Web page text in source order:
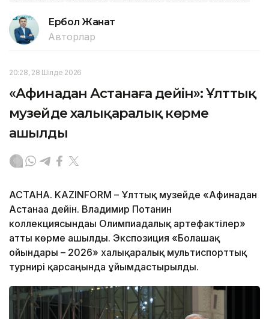
Ербол Жанат
Авторлар
20:28, 28 Шілде 2026
«Афинадан Астанаға дейін»: Ұлттық
музейде халықаралық көрме
ашылды
АСТАНА. KAZINFORM – Ұлттық музейде «Афинадан
Астанаға дейін. Владимир Потанин
коллекциясындағы Олимпиадалық артефактілер»
атты көрме ашылды. Экспозиция «Болашақ
ойындары – 2026» халықаралық мультиспорттық
турнирі қарсаңында ұйымдастырылды.